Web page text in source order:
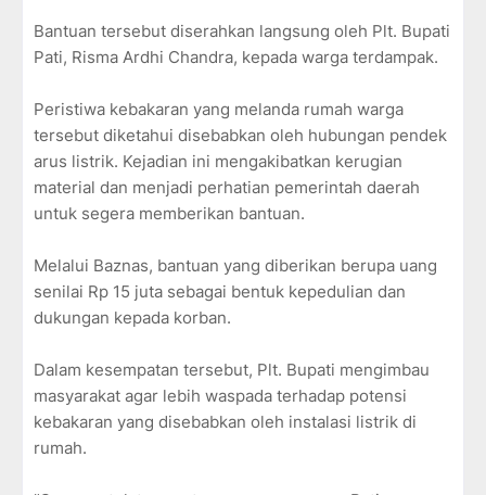
Bantuan tersebut diserahkan langsung oleh Plt. Bupati
Pati, Risma Ardhi Chandra, kepada warga terdampak.
Peristiwa kebakaran yang melanda rumah warga
tersebut diketahui disebabkan oleh hubungan pendek
arus listrik. Kejadian ini mengakibatkan kerugian
material dan menjadi perhatian pemerintah daerah
untuk segera memberikan bantuan.
Melalui Baznas, bantuan yang diberikan berupa uang
senilai Rp 15 juta sebagai bentuk kepedulian dan
dukungan kepada korban.
Dalam kesempatan tersebut, Plt. Bupati mengimbau
masyarakat agar lebih waspada terhadap potensi
kebakaran yang disebabkan oleh instalasi listrik di
rumah.